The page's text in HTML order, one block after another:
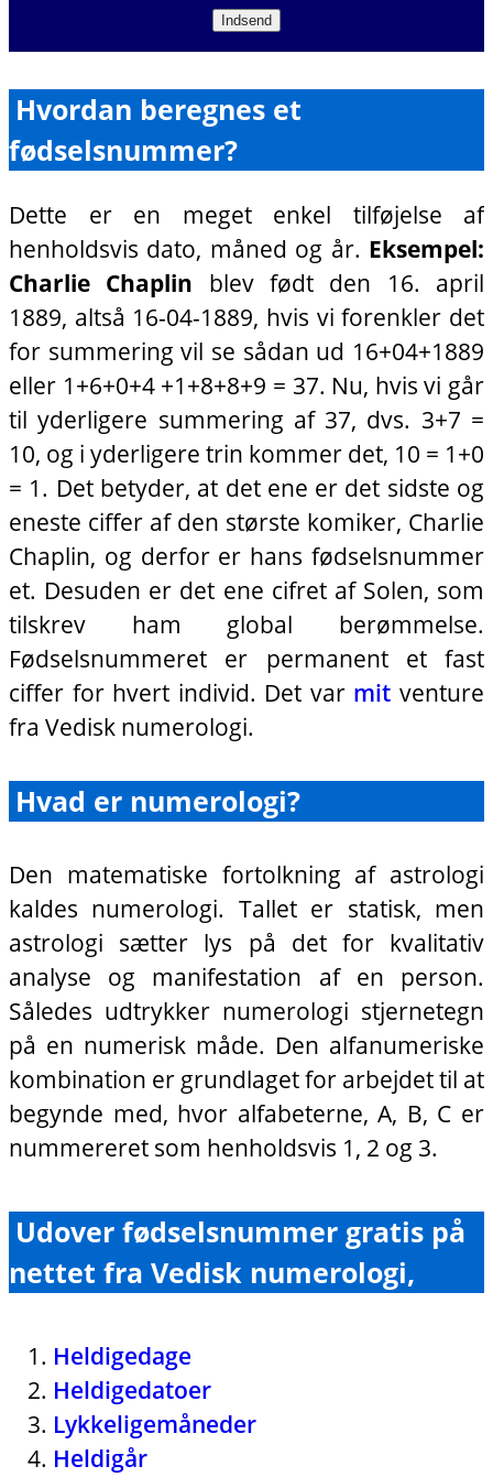
Hvordan beregnes et
fødselsnummer?
Dette er en meget enkel tilføjelse af
henholdsvis dato, måned og år. Eksempel:
Charlie Chaplin blev født den 16. april
1889, altså 16-04-1889, hvis vi forenkler det
for summering vil se sådan ud 16+04+1889
eller 1+6+0+4 +1+8+8+9 = 37. Nu, hvis vi går
til yderligere summering af 37, dvs. 3+7 =
10, og i yderligere trin kommer det, 10 = 1+0
= 1. Det betyder, at det ene er det sidste og
eneste ciffer af den største komiker, Charlie
Chaplin, og derfor er hans fødselsnummer
et. Desuden er det ene cifret af Solen, som
tilskrev ham global berømmelse.
Fødselsnummeret er permanent et fast
ciffer for hvert individ. Det var mit venture
fra Vedisk numerologi.
Hvad er numerologi?
Den matematiske fortolkning af astrologi
kaldes numerologi. Tallet er statisk, men
astrologi sætter lys på det for kvalitativ
analyse og manifestation af en person.
Således udtrykker numerologi stjernetegn
på en numerisk måde. Den alfanumeriske
kombination er grundlaget for arbejdet til at
begynde med, hvor alfabeterne, A, B, C er
nummereret som henholdsvis 1, 2 og 3.
Udover fødselsnummer gratis på
nettet fra Vedisk numerologi,
Heldigedage
Heldigedatoer
Lykkeligemåneder
Heldigår